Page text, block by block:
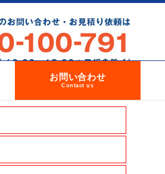
お問い合わせ
Contact us